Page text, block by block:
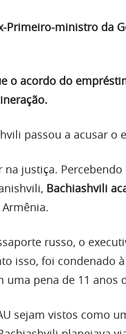
Primeiro-ministro da
o acordo do
passou a acusar o
na justiça.
Bachiashvili
russo, o
isso, foi condenado
uma pena de 11 anos
sejam vistos como